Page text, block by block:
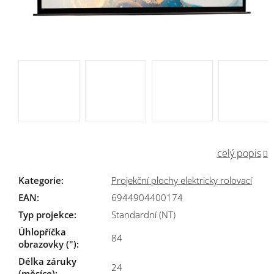
celý popis
Kategorie:
Projekční plochy elektricky rolovací
EAN:
6944904400174
Typ projekce:
Standardní (NT)
Úhlopříčka
obrazovky ("):
84
Délka záruky
24